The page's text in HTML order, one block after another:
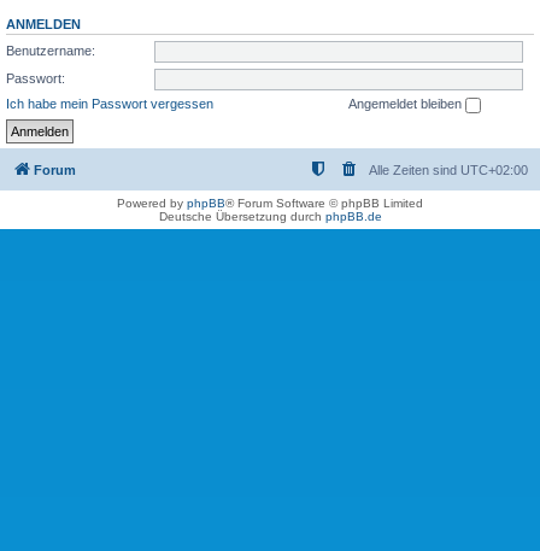
ANMELDEN
Benutzername:
Passwort:
Ich habe mein Passwort vergessen
Angemeldet bleiben
Forum Alle Zeiten sind UTC+02:00
Powered by phpBB® Forum Software © phpBB Limited
Deutsche Übersetzung durch phpBB.de